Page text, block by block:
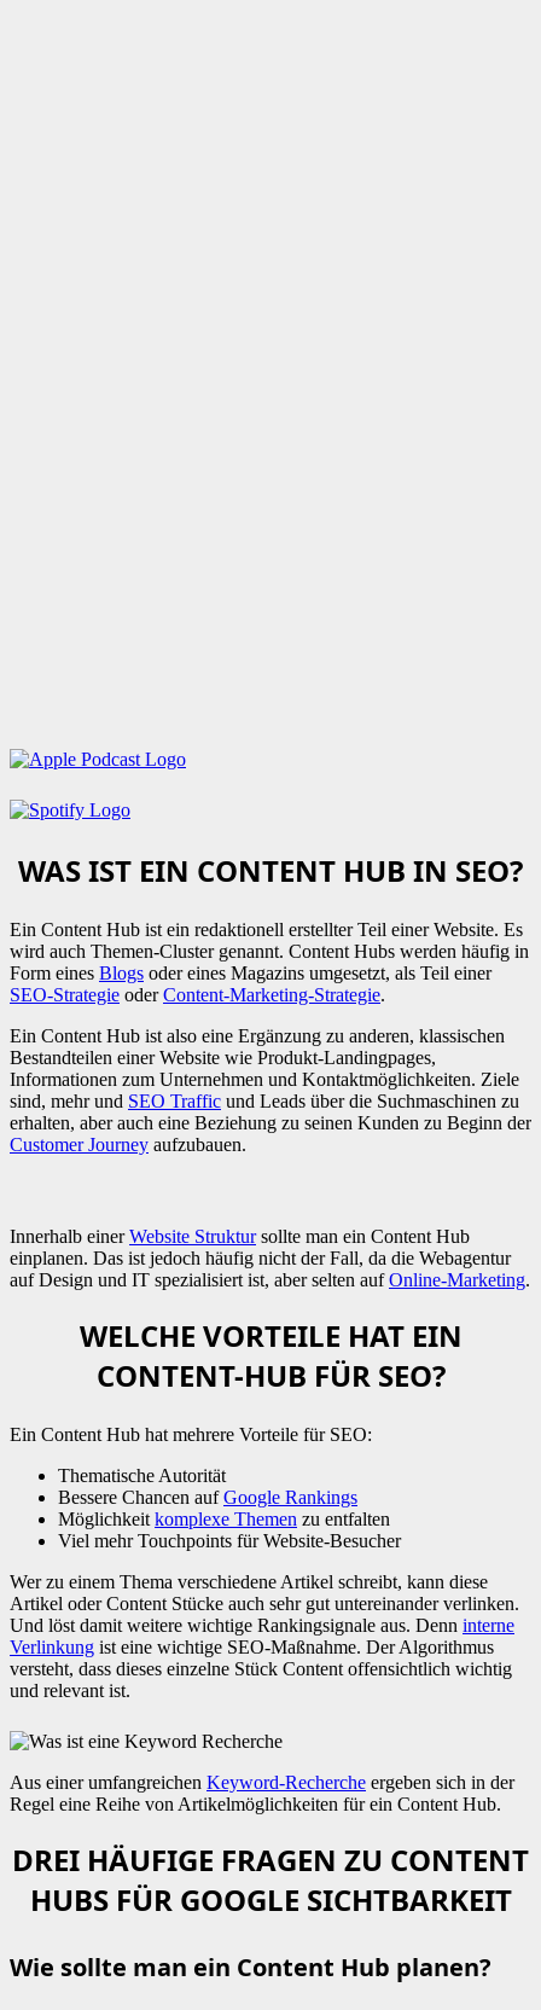
WAS IST EIN CONTENT HUB IN SEO?
Ein Content Hub ist ein redaktionell erstellter Teil einer Website. Es
wird auch Themen-Cluster genannt. Content Hubs werden häufig in
Form eines Blogs oder eines Magazins umgesetzt, als Teil einer
SEO-Strategie oderContent-Marketing-Strategie.
Ein Content Hub ist also eine Ergänzung zu anderen, klassischen
Bestandteilen einer Website wie Produkt-Landingpages,
Informationen zum Unternehmen und Kontaktmöglichkeiten. Ziele
sind, mehr und SEO Traffic und Leads über die Suchmaschinen zu
erhalten, aber auch eine Beziehung zu seinen Kunden zu Beginn der
Customer Journey aufzubauen.
Innerhalb einerWebsite Struktursollte man ein Content Hub
einplanen. Das ist jedoch häufig nicht der Fall, da die Webagentur
auf Design und IT spezialisiert ist, aber selten aufOnline-Marketing.
WELCHE VORTEILE HAT EIN
CONTENT-HUB FÜR SEO?
Ein Content Hub hat mehrere Vorteile für SEO:
Thematische Autorität
Bessere Chancen aufGoogle Rankings
Möglichkeit komplexe Themen zu entfalten
Viel mehr Touchpoints für Website-Besucher
Wer zu einem Thema verschiedene Artikel schreibt, kann diese
Artikel oder Content Stücke auch sehr gut untereinander verlinken.
Und löst damit weitere wichtige Rankingsignale aus. Denn interne
Verlinkung ist eine wichtige SEO-Maßnahme. Der Algorithmus
versteht, dass dieses einzelne Stück Content offensichtlich wichtig
und relevant ist.
Aus einer umfangreichen Keyword-Recherche ergeben sich in der
Regel eine Reihe von Artikelmöglichkeiten für ein Content Hub.
DREI HÄUFIGE FRAGEN ZU CONTENT
HUBS FÜR GOOGLE SICHTBARKEIT
Wie sollte man ein Content Hub planen?